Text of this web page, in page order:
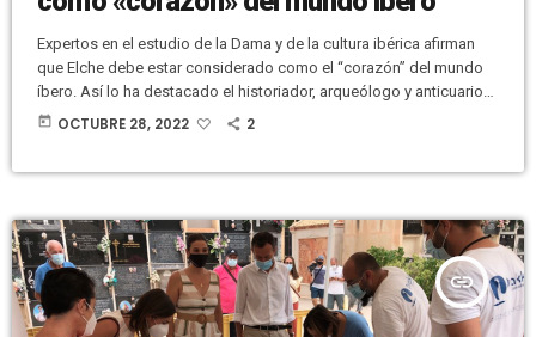
Expertos en el estudio de la Dama y de la cultura ibérica afirman
que Elche debe estar considerado como el “corazón” del mundo
íbero. Así lo ha destacado el historiador, arqueólogo y anticuario
de la Real Academia de la Historia, Martín Almagro, durante la
today OCTUBRE 28, 2022 2
insert_link